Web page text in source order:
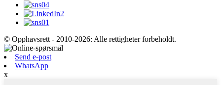
© Opphavsrett - 2010-2026: Alle rettigheter forbeholdt.
Send e-post
WhatsApp
x